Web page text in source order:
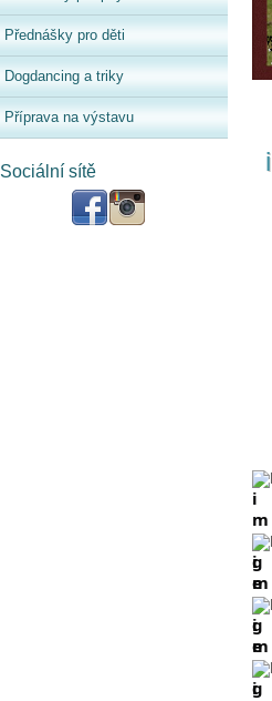
Přednášky pro děti
Dogdancing a triky
Příprava na výstavu
Sociální sítě